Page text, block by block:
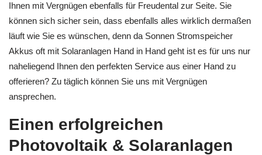
Ihnen mit Vergnügen ebenfalls für Freudental zur Seite. Sie
können sich sicher sein, dass ebenfalls alles wirklich dermaßen
läuft wie Sie es wünschen, denn da Sonnen Stromspeicher
Akkus oft mit Solaranlagen Hand in Hand geht ist es für uns nur
naheliegend Ihnen den perfekten Service aus einer Hand zu
offerieren? Zu täglich können Sie uns mit Vergnügen
ansprechen.
Einen erfolgreichen
Photovoltaik & Solaranlagen